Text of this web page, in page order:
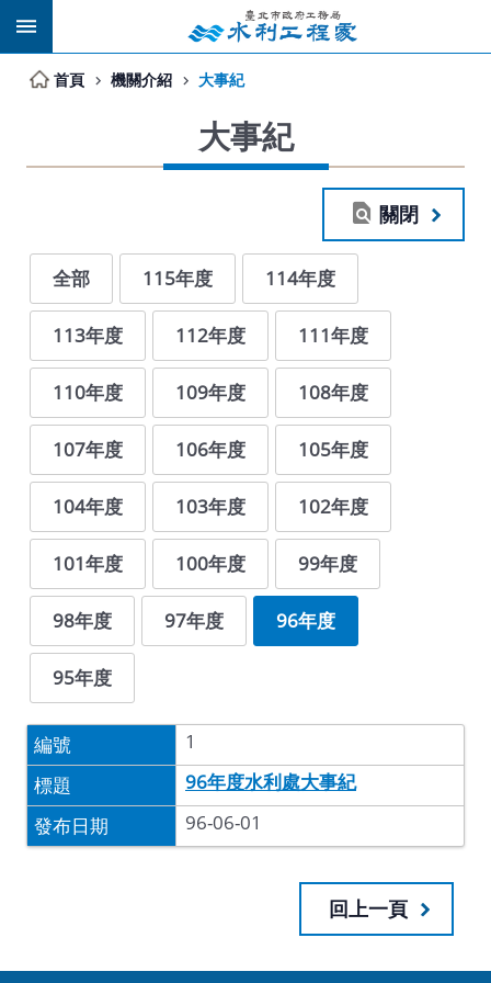
跳到主要內容區塊
首頁 機關介紹 大事紀
大事紀
關閉
全部 115年度 114年度
113年度 112年度 111年度
110年度 109年度 108年度
107年度 106年度 105年度
104年度 103年度 102年度
101年度 100年度 99年度
98年度 97年度 96年度
95年度
1
96年度水利處大事紀
96-06-01
回上一頁